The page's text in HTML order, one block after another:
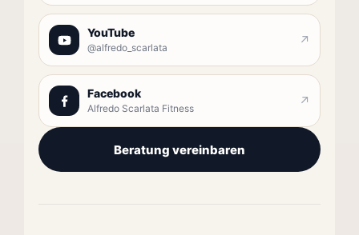
YouTube
@alfredo_scarlata ↗
Facebook
Alfredo Scarlata Fitness ↗
Beratung vereinbaren